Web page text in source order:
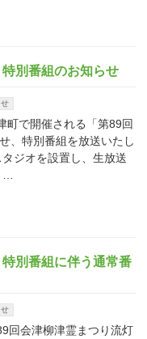
特別番組のお知らせ
町で開催される「第89回
、特別番組を放送いたし
ジオを設置し、生放送
特別番組に伴う通常番
回会津柳津霊まつり流灯